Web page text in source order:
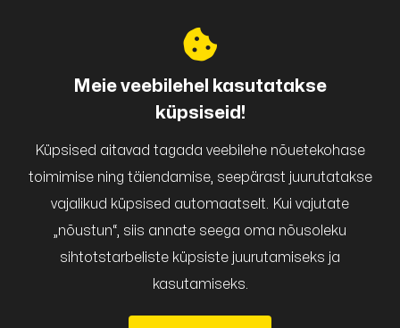
Meie veebilehel kasutatakse
küpsiseid!
Küpsised aitavad tagada veebilehe nõuetekohase
toimimise ning täiendamise, seepärast juurutatakse
vajalikud küpsised automaatselt. Kui vajutate
„nõustun“, siis annate seega oma nõusoleku
sihtotstarbeliste küpsiste juurutamiseks ja
kasutamiseks.